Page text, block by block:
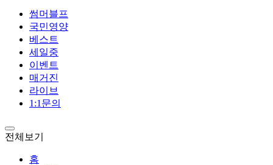
썸머블프
국민영양
베스트
세일중
이벤트
매거진
라이브
1:1문의
전체보기
홈